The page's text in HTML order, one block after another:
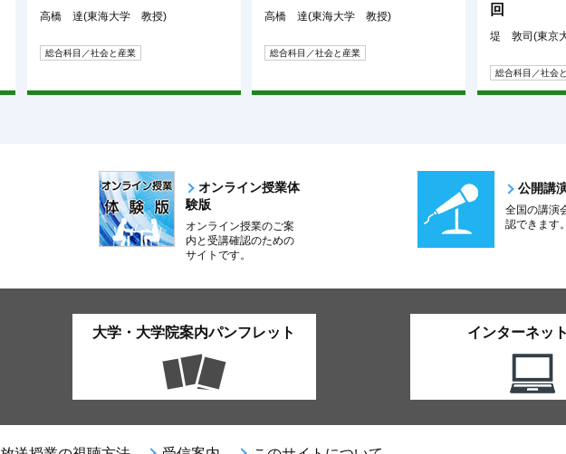
高橋 達(東海大学 教授)
総合科目／社会と産業
高橋 達(東海大学 教授)
総合科目／社会と産業
回
堤 敦司(東京
総合科目／社会
オンライン授業体
験版
オンライン授業のご案
内と受講確認のための
サイトです。
公開講
全国の講演
認できます。
大学・大学院案内パンフレット インターネッ